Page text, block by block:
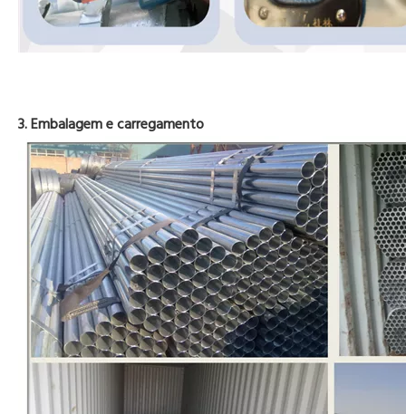
3. Embalagem e carregamento